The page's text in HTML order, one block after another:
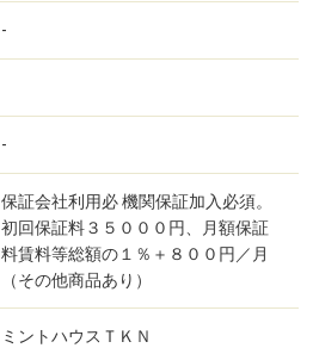
-
-
保証会社利用必 機関保証加入必須。
初回保証料３５０００円、月額保証
料賃料等総額の１％＋８００円／月
（その他商品あり）
ミントハウスＴＫＮ